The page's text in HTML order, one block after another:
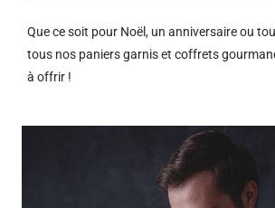
Que ce soit pour Noël, un anniversaire ou
tous nos paniers garnis et coffrets
à offrir !